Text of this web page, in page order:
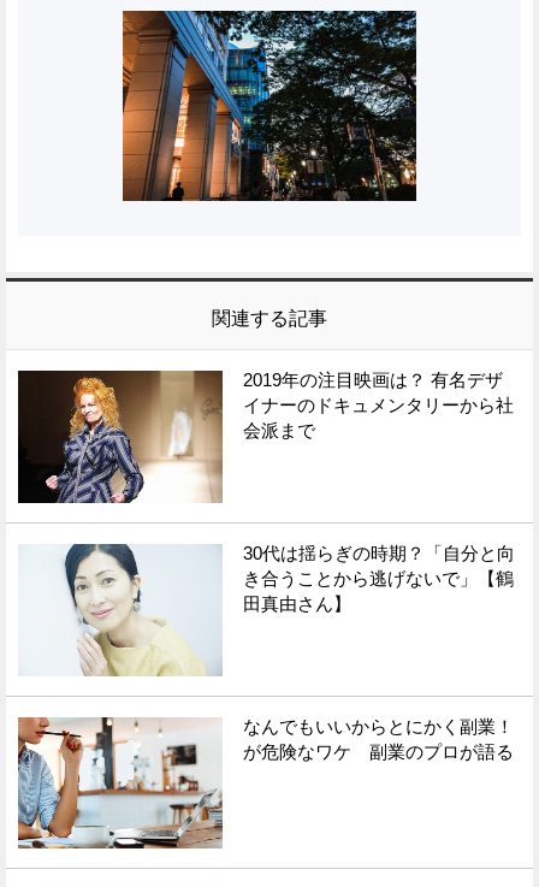
関連する記事
2019年の注目映画は？ 有名デザ
イナーのドキュメンタリーから社
会派まで
30代は揺らぎの時期？「自分と向
き合うことから逃げないで」【鶴
田真由さん】
なんでもいいからとにかく副業！
が危険なワケ 副業のプロが語る